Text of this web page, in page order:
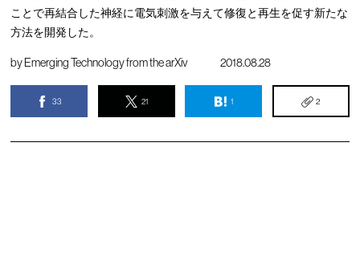
ことで再結合した神経に電気刺激を与えて修復と再生を促す新たな
方法を開発した。
byEmerging Technology from the arXiv 2018.08.28
33 21 1 2